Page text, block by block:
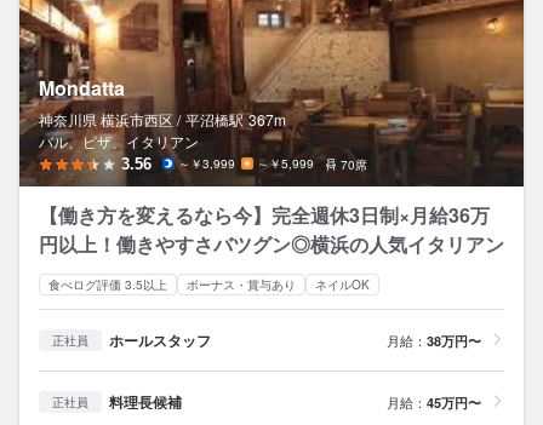
Mondatta
神奈川県 横浜市西区 / 平沼橋駅 367m
バル、ピザ、イタリアン
3.56 ～￥3,999 ～￥5,999 70席
【働き方を変えるなら今】完全週休3日制×月給36万
円以上！働きやすさバツグン◎横浜の人気イタリアン
食べログ評価 3.5以上 ボーナス・賞与あり ネイルOK
正社員 ホールスタッフ 月給： 38万円〜
正社員 料理長候補 月給： 45万円〜